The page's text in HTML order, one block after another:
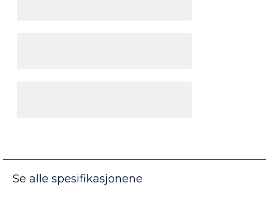
Se alle spesifikasjonene